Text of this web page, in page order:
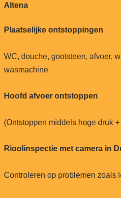
Altena
Plaatselijke ontstoppingen
WC, douche, gootsteen, afvoer,
wasmachine
Hoofd afvoer ontstoppen
(Ontstoppen middels hoge druk
Rioolinspectie met camera in
Controleren op problemen zoals